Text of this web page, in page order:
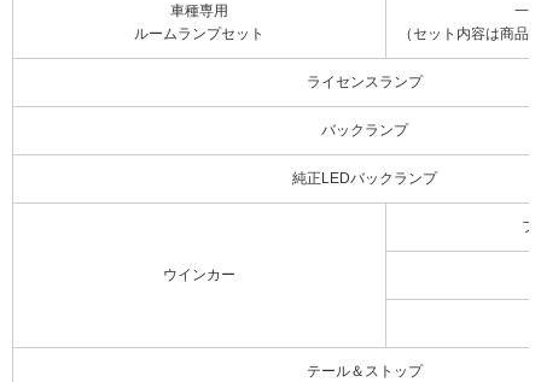
車種専用
ルームランプセット
一
（セット内容は商品
ライセンスランプ
バックランプ
純正LEDバックランプ
ウインカー
フ
テール＆ストップ